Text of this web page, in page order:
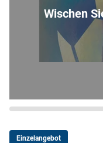
Wischen
Einzelangebot